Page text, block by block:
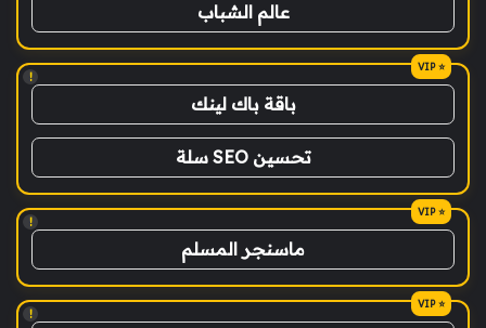
عالم الشباب
!
باقة باك لينك
تحسين SEO سلة
!
ماسنجر المسلم
!